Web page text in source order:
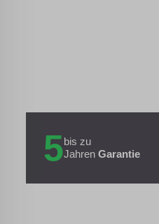
5bis zu
Jahren Garantie